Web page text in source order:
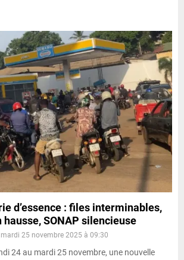
d’essence : files interminables,
SONAP silencieuse
mardi 25 novembre 2025 à 09:30
24 au mardi 25 novembre, une nouvelle